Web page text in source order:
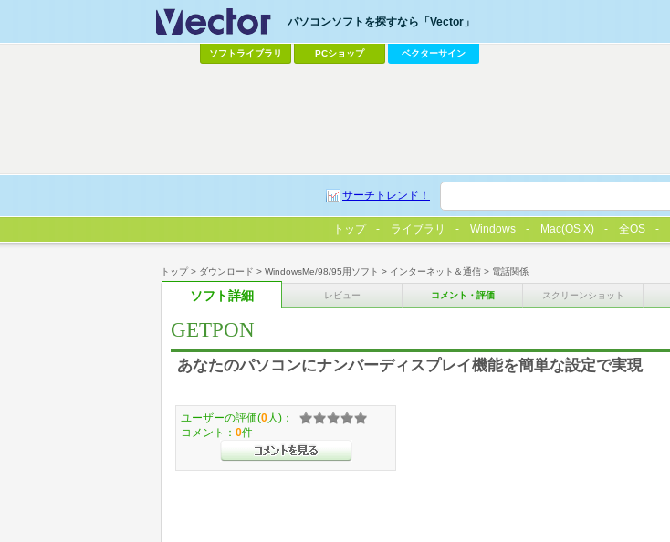
トップ> ダウンロード > WindowsMe/98/95用ソフト > インターネット＆通信 > 電話関係
ソフト詳細 レビュー コメント・評価 スクリーンショット
GETPON
あなたのパソコンにナンバーディスプレイ機能を簡単な設定で実現
ユーザーの評価(0 人)：
コメント： 0件
パソコンソフトを探すなら「Vector」
ソフトライブラリ PCショップ ベクターサイン
サーチトレンド！
トップ ライブラリ Windows Mac(OS X) 全OS